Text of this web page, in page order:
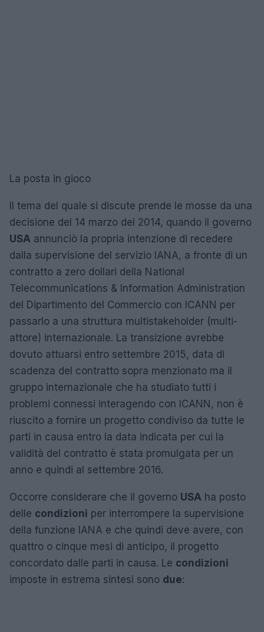
La posta in gioco
Il tema del quale si discute prende le mosse da una
decisione del 14 marzo del 2014, quando il governo
USA annunciò la propria intenzione di recedere
dalla supervisione del servizio IANA, a fronte di un
contratto a zero dollari della National
Telecommunications & Information Administration
del Dipartimento del Commercio con ICANN per
passarlo a una struttura multistakeholder (multi-
attore) internazionale. La transizione avrebbe
dovuto attuarsi entro settembre 2015, data di
scadenza del contratto sopra menzionato ma il
gruppo internazionale che ha studiato tutti i
problemi connessi interagendo con ICANN, non è
riuscito a fornire un progetto condiviso da tutte le
parti in causa entro la data indicata per cui la
validità del contratto è stata promulgata per un
anno e quindi al settembre 2016.
Occorre considerare che il governo USA ha posto
delle condizioni per interrompere la supervisione
della funzione IANA e che quindi deve avere, con
quattro o cinque mesi di anticipo, il progetto
concordato dalle parti in causa. Le condizioni
imposte in estrema sintesi sono due: